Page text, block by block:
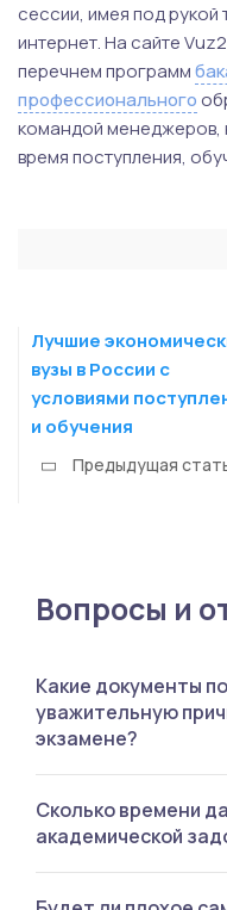
сессии, имея под
интернет. На сайте
перечнем программ
профессионального
командой менеджеров,
время поступления,
Лучшие
вузы в России с
условиями
и обучения
Предыдущая
Вопросы и
Какие документы
уважительную
экзамене?
Справка
помощи, повестка в
Сколько времени
академической
Не более года.